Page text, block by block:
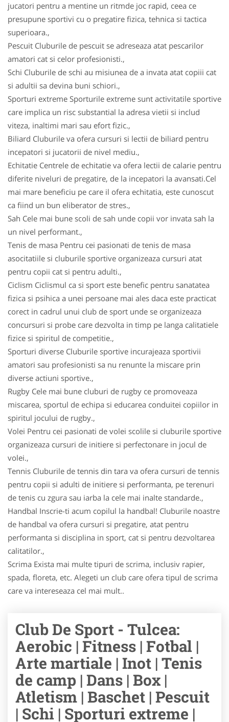
jucatori pentru a mentine un ritmde joc rapid, ceea ce
presupune sportivi cu o pregatire fizica, tehnica si tactica
superioara.,
Pescuit Cluburile de pescuit se adreseaza atat pescarilor
amatori cat si celor profesionisti.,
Schi Cluburile de schi au misiunea de a invata atat copiii cat
si adultii sa devina buni schiori.,
Sporturi extreme Sporturile extreme sunt activitatile sportive
care implica un risc substantial la adresa vietii si includ
viteza, inaltimi mari sau efort fizic.,
Biliard Cluburile va ofera cursuri si lectii de biliard pentru
incepatori si jucatorii de nivel mediu.,
Echitatie Centrele de echitatie va ofera lectii de calarie pentru
diferite niveluri de pregatire, de la incepatori la avansati.Cel
mai mare beneficiu pe care il ofera echitatia, este cunoscut
ca fiind un bun eliberator de stres.,
Sah Cele mai bune scoli de sah unde copii vor invata sah la
un nivel performant.,
Tenis de masa Pentru cei pasionati de tenis de masa
asocitatiile si cluburile sportive organizeaza cursuri atat
pentru copii cat si pentru adulti.,
Ciclism Ciclismul ca si sport este benefic pentru sanatatea
fizica si psihica a unei persoane mai ales daca este practicat
corect in cadrul unui club de sport unde se organizeaza
concursuri si probe care dezvolta in timp pe langa calitatiele
fizice si spiritul de competitie.,
Sporturi diverse Cluburile sportive incurajeaza sportivii
amatori sau profesionisti sa nu renunte la miscare prin
diverse actiuni sportive.,
Rugby Cele mai bune cluburi de rugby ce promoveaza
miscarea, sportul de echipa si educarea conduitei copiilor in
spiritul jocului de rugby.,
Volei Pentru cei pasionati de volei scolile si cluburile sportive
organizeaza cursuri de initiere si perfectonare in jocul de
volei.,
Tennis Cluburile de tennis din tara va ofera cursuri de tennis
pentru copii si adulti de initiere si performanta, pe terenuri
de tenis cu zgura sau iarba la cele mai inalte standarde.,
Handbal Inscrie-ti acum copilul la handbal! Cluburile noastre
de handbal va ofera cursuri si pregatire, atat pentru
performanta si disciplina in sport, cat si pentru dezvoltarea
calitatilor.,
Scrima Exista mai multe tipuri de scrima, inclusiv rapier,
spada, floreta, etc. Alegeti un club care ofera tipul de scrima
care va intereseaza cel mai mult..
Club De Sport - Tulcea:
Aerobic | Fitness | Fotbal |
Arte martiale | Inot | Tenis
de camp | Dans | Box |
Atletism | Baschet | Pescuit
| Schi | Sporturi extreme |